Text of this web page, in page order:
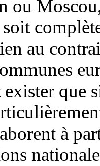
ou
au
que
à